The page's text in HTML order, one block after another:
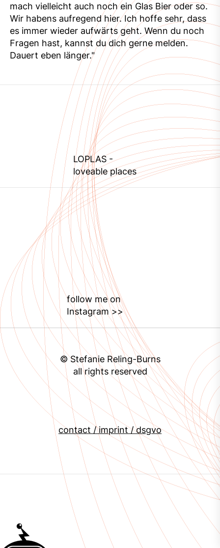
mach vielleicht auch noch ein Glas Bier oder so.
Wir habens aufregend hier. Ich hoffe sehr, dass
es immer wieder aufwärts geht. Wenn du noch
Fragen hast, kannst du dich gerne melden.
Dauert eben länger."
LOPLAS -
loveable places
follow me on
Instagram >>
© Stefanie Reling-Burns
all rights reserved
contact / imprint / dsgvo